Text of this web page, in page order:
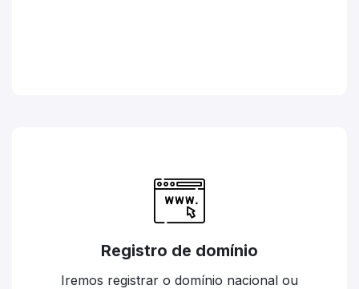
Registro de domínio
Iremos registrar o domínio nacional ou